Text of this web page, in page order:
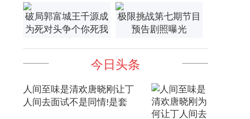
破局郭富城王千源成
为死对头争个你死我
极限挑战第七期节目
预告剧照曝光
今日头条
人间至味是清欢唐晓刚让丁
人间去面试不是同情!是套